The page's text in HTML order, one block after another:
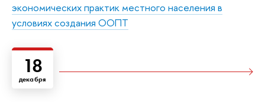
экономических практик местного населения в
условиях создания ООПТ
18
декабря